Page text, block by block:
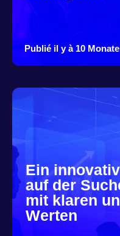
Publié il y à 10
Ein
auf der
mit klaren
Werten